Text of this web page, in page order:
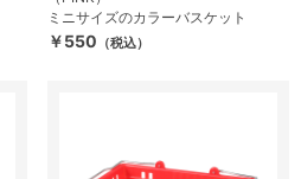
ミニサイズのカラーバスケット
￥550 （税込）